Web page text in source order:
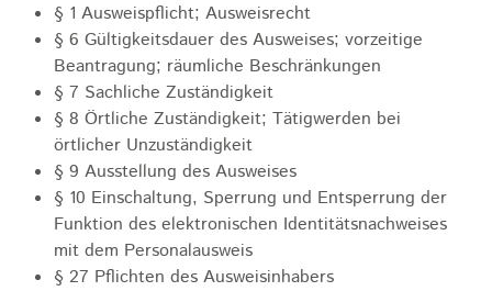
§ 1 Ausweispflicht; Ausweisrecht
§ 6 Gültigkeitsdauer des Ausweises; vorzeitige
Beantragung; räumliche Beschränkungen
§ 7 Sachliche Zuständigkeit
§ 8 Örtliche Zuständigkeit; Tätigwerden bei
örtlicher Unzuständigkeit
§ 9 Ausstellung des Ausweises
§ 10 Einschaltung, Sperrung und Entsperrung der
Funktion des elektronischen Identitätsnachweises
mit dem Personalausweis
§ 27 Pflichten des Ausweisinhabers